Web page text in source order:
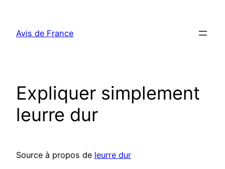
contenu
Avis de France
Expliquer simplement
leurre dur
Source à propos de leurre dur